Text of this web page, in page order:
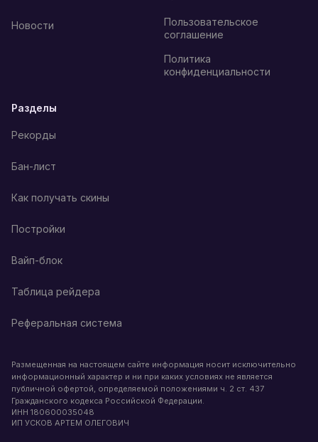
Новости
Пользовательское
соглашение
Политика
конфиденциальности
Разделы
Рекорды
Бан-лист
Как получать скины
Постройки
Вайп-блок
Таблица рейдера
Реферальная система
Размещенная на настоящем сайте информация носит исключительно
информационный характер и ни при каких условиях не является
публичной офертой, определяемой положениями ч. 2 ст. 437
Гражданского кодекса Российской Федерации.
ИНН 180600035048
ИП УСКОВ АРТЕМ ОЛЕГОВИЧ